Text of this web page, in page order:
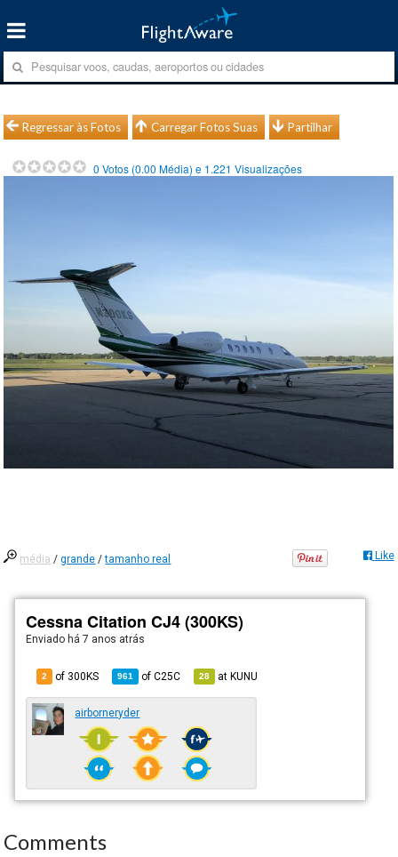
Regressar às Fotos Carregar Fotos Suas Partilhar
0 Votos (0.00 Média) e 1.221 Visualizações
média /grande /tamanho real Like
Cessna Citation CJ4 (300KS)
Enviado há7 anos atrás
2 of 300KS 961 ofC25C 28 atKUNU
airborneryder
Comments